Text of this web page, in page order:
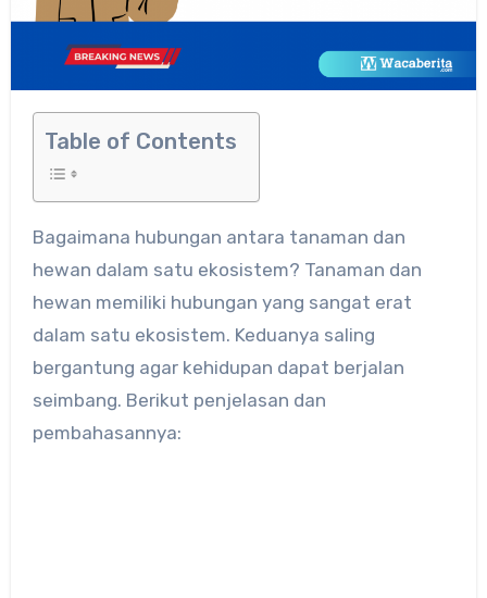
Table of Contents
Bagaimana hubungan antara tanaman dan
hewan dalam satu ekosistem? Tanaman dan
hewan memiliki hubungan yang sangat erat
dalam satu ekosistem. Keduanya saling
bergantung agar kehidupan dapat berjalan
seimbang. Berikut penjelasan dan
pembahasannya: